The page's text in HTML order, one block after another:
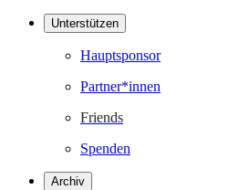
Unterstützen
Hauptsponsor
Partner*innen
Friends
Spenden
Archiv